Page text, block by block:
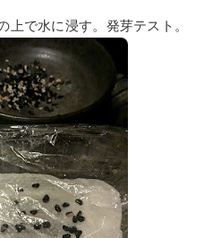
上で水に浸す。発芽テスト。